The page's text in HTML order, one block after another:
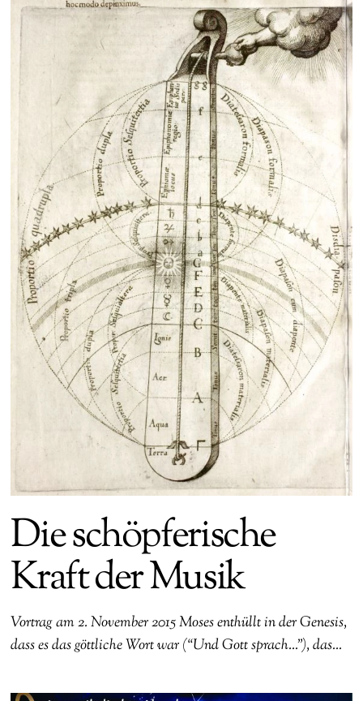
Die schöpferische
Kraft der Musik
Vortrag am 2. November 2015 Moses enthüllt in der Genesis,
dass es das göttliche Wort war (“Und Gott sprach…”), das…